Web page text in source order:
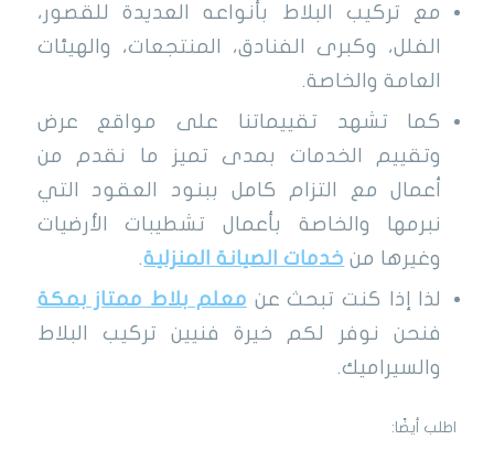
مع تركيب البلاط بأنواعه العديدة للقصور،
الفلل، وكبرى الفنادق، المنتجعات، والهيئات
العامة والخاصة.
كما تشهد تقييماتنا على مواقع عرض
وتقييم الخدمات بمدى تميز ما نقدم من
أعمال مع التزام كامل ببنود العقود التي
نبرمها والخاصة بأعمال تشطيبات الأرضيات
وغيرها من خدمات الصيانة المنزلية.
لذا إذا كنت تبحث عن معلم بلاط ممتاز بمكة
فنحن نوفر لكم خيرة فنيين تركيب البلاط
والسيراميك.
اطلب أيضًا: